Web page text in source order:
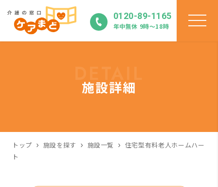
0120-89-1165
年中無休 9時〜18時
施設詳細
トップ 施設を探す 施設一覧
住宅型有料老人ホームハー
ト